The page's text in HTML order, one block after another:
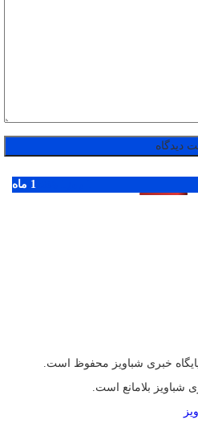
1 ماه
خبری شباویز محفوظ است.
شباویز بلامانع است.